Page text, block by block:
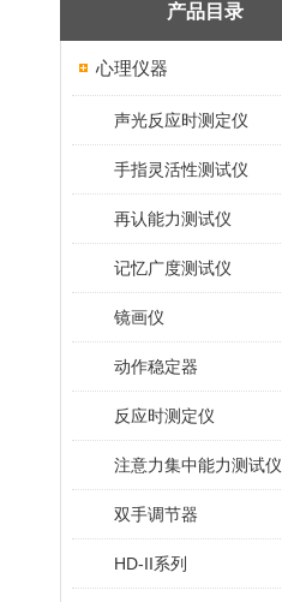
产品目录
心理仪器
声光反应时测定仪
手指灵活性测试仪
再认能力测试仪
记忆广度测试仪
镜画仪
动作稳定器
反应时测定仪
注意力集中能力测试仪
双手调节器
HD-II系列